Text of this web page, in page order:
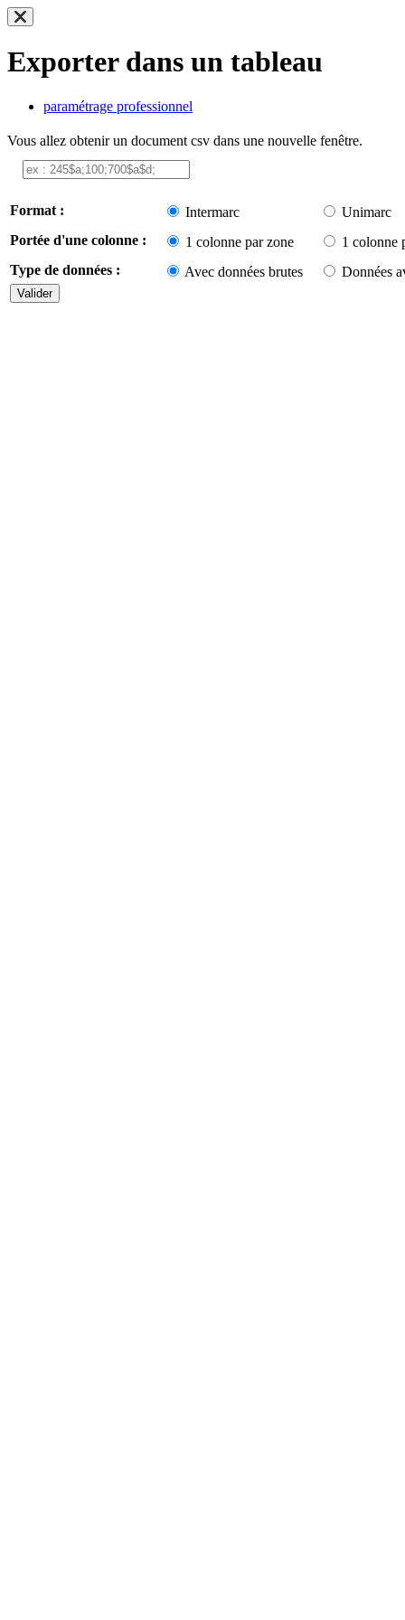
Exporter dans un tableau
paramétrage professionnel
Vous allez obtenir un document csv dans une nouvelle fenêtre.
Format : Intermarc
Unimarc
Portée d'une colonne :
1 colonne par zone
1 colonne
Type de données :
Avec données brutes Données